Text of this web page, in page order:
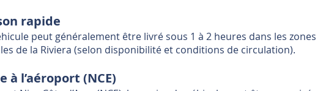
rapide
peut généralement être livré sous 1 à 2 heures dans les zones
de la Riviera (selon disponibilité et conditions de circulation).
à l’aéroport (NCE)